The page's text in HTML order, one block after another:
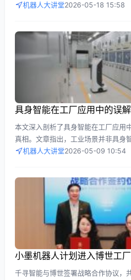
CAN通讯协议，实现全场景柔性抓取
研等领域，显著降低开发成本和调试
机器人大讲堂2026-05-18 15:58
具身智能在工厂应用中的误
本文深入剖析了具身智能在工厂应用
真相。文章指出，工业场景并非具身
临泛化性、可靠性与效率的‘不可能三
机器人大讲堂2026-05-09 10:54
小墨机器人计划进入博世工厂
千寻智能与博世签署战略合作协议，